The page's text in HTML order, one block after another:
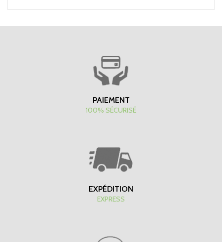
PAIEMENT
100% SÉCURISÉ
EXPÉDITION
EXPRESS